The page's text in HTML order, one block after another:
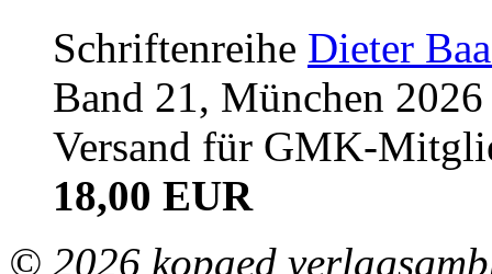
Schriftenreihe Dieter
Band 21, München
Versand für GMK-
18,00 EUR
© 2026 kopaed